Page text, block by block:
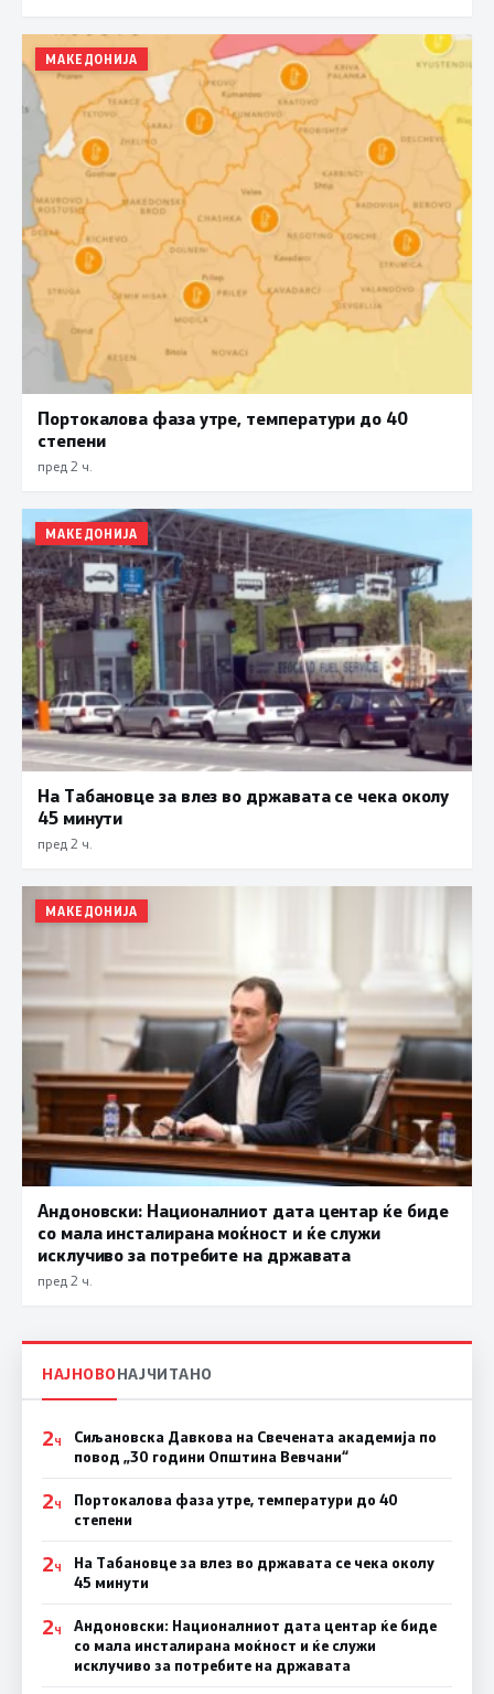
МАКЕДОНИЈА
Портокалова фаза утре, температури до 40
степени
пред 2 ч.
МАКЕДОНИЈА
На Табановце за влез во државата се чека околу
45 минути
пред 2 ч.
МАКЕДОНИЈА
Андоновски: Националниот дата центар ќе биде
со мала инсталирана моќност и ќе служи
исклучиво за потребите на државата
пред 2 ч.
НАЈНОВОНАЈЧИТАНО
2Ч
Сиљановска Давкова на Свечената академија по
повод „30 години Општина Вевчани“
2Ч
Портокалова фаза утре, температури до 40
степени
2Ч
На Табановце за влез во државата се чека околу
45 минути
2Ч
Андоновски: Националниот дата центар ќе биде
со мала инсталирана моќност и ќе служи
исклучиво за потребите на државата